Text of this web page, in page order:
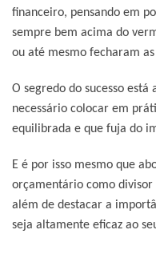
financeiro, pensando em
sempre bem acima do
ou até mesmo fecharam
O segredo do sucesso
necessário colocar em
equilibrada e que fuja do
E é por isso mesmo que
orçamentário como divisor
além de destacar a
seja altamente eficaz ao